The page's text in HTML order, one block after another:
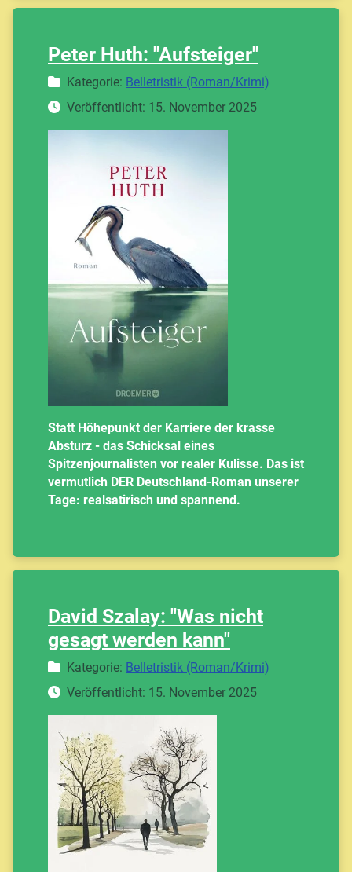
Peter Huth: "Aufsteiger"
DetailsKategorie: Belletristik (Roman/Krimi)
Veröffentlicht: 15. November 2025
Statt Höhepunkt der Karriere der krasse
Absturz - das Schicksal eines
Spitzenjournalisten vor realer Kulisse. Das ist
vermutlich DER Deutschland-Roman unserer
Tage: realsatirisch und spannend.
David Szalay: "Was nicht
gesagt werden kann"
DetailsKategorie: Belletristik (Roman/Krimi)
Veröffentlicht: 15. November 2025